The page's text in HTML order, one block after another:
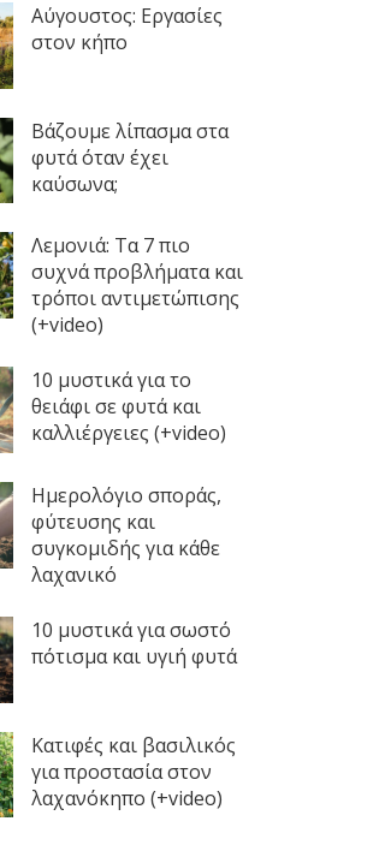
Αύγουστος: Εργασίες
στον κήπο
Βάζουμε λίπασμα στα
φυτά όταν έχει
καύσωνα;
Λεμονιά: Τα 7 πιο
συχνά προβλήματα και
τρόποι αντιμετώπισης
(+video)
10 μυστικά για το
θειάφι σε φυτά και
καλλιέργειες (+video)
Ημερολόγιο σποράς,
φύτευσης και
συγκομιδής για κάθε
λαχανικό
10 μυστικά για σωστό
πότισμα και υγιή φυτά
Κατιφές και βασιλικός
για προστασία στον
λαχανόκηπο (+video)